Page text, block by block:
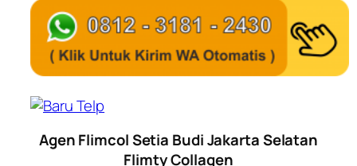
Agen Flimcol Setia Budi Jakarta Selatan
Flimty Collagen